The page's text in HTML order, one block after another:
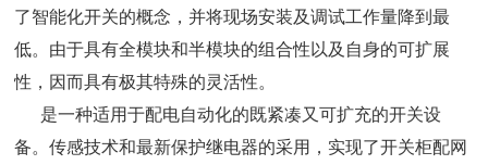
了智能化开关的概念，并将现场安装及调试工作量降到最
低。由于具有全模块和半模块的组合性以及自身的可扩展
性，因而具有极其特殊的灵活性。
是一种适用于配电自动化的既紧凑又可扩充的开关设
备。传感技术和最新保护继电器的采用，实现了开关柜配网